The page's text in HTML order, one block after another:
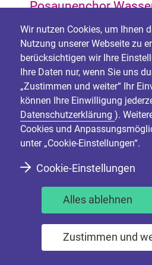
Posaunenchor
Zurück zur
Kontakt
Bremische Evangelische
Franziuseck 2-4
28199 Bremen
0421-5597-0
Wir nutzen Cookies, um Ihnen
Nutzung unserer Webseite zu
berücksichtigen wir Ihre
Ihre Daten nur, wenn Sie uns
„Zustimmen und weiter“ Ihr
können Ihre Einwilligung
Datenschutzerklärung ).
Cookies und
unter „Cookie-Einstellungen“.
Cookie-Einstellungen
Alles ablehnen
Zustimmen und